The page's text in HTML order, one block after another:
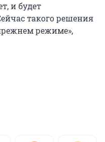
и будет
такого решения
режиме»,